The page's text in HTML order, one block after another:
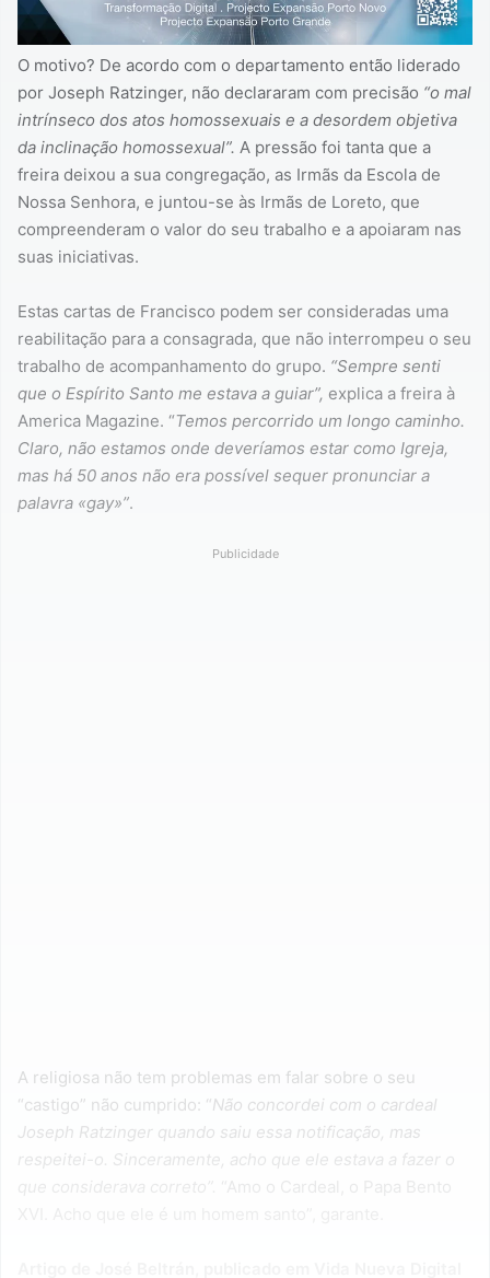
O motivo? De acordo com o departamento então liderado
por Joseph Ratzinger, não declararam com precisão “o mal
intrínseco dos atos homossexuais e a desordem objetiva
da inclinação homossexual”. A pressão foi tanta que a
freira deixou a sua congregação, as Irmãs da Escola de
Nossa Senhora, e juntou-se às Irmãs de Loreto, que
compreenderam o valor do seu trabalho e a apoiaram nas
suas iniciativas.
Estas cartas de Francisco podem ser consideradas uma
reabilitação para a consagrada, que não interrompeu o seu
trabalho de acompanhamento do grupo. “Sempre senti
que o Espírito Santo me estava a guiar”, explica a freira à
America Magazine. “Temos percorrido um longo caminho.
Claro, não estamos onde deveríamos estar como Igreja,
mas há 50 anos não era possível sequer pronunciar a
palavra «gay»”.
Publicidade
A religiosa não tem problemas em falar sobre o seu
“castigo” não cumprido: “Não concordei com o cardeal
Joseph Ratzinger quando saiu essa notificação, mas
respeitei-o. Sinceramente, acho que ele estava a fazer o